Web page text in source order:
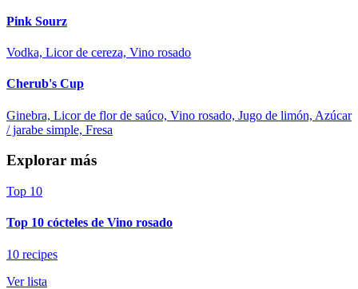
Pink Sourz
Vodka, Licor de cereza, Vino rosado
Cherub's Cup
Ginebra, Licor de flor de saúco, Vino rosado, Jugo de limón, Azúcar
/ jarabe simple, Fresa
Explorar más
Top 10
Top 10 cócteles de Vino rosado
10 recipes
Ver lista